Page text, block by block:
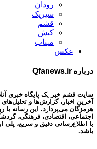
رودان
سیریک
قشم
کیش
میناب
عکس
درباره Qfanews.ir
سایت قشم خبر یک پایگاه خبری
آخرین اخبار، گزارش‌ها و
هرمزگان می‌پردازد. این رسانه با
اجتماعی، اقتصادی، فرهنگی،
با اطلاع‌رسانی دقیق و سریع، پلی
باشد.